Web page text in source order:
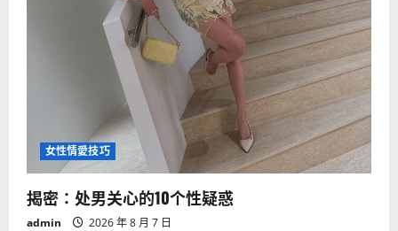
女性情愛技巧
揭密：处男关心的10个性疑惑
admin 2026 年 8 月 7 日